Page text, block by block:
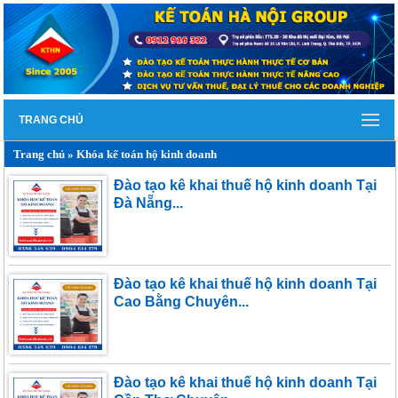
TRANG CHỦ
Trang chủ »Khóa kế toán hộ kinh doanh
Đào tạo kê khai thuế hộ kinh doanh Tại
Đà Nẵng...
Đào tạo kê khai thuế hộ kinh doanh Tại
Cao Bằng Chuyên...
Đào tạo kê khai thuế hộ kinh doanh Tại